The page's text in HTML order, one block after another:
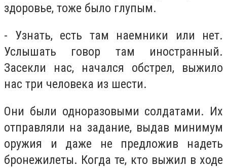
здоровье, тоже было глупым.
- Узнать, есть там наемники или нет.
Услышать говор там иностранный.
Засекли нас, начался обстрел, выжило
нас три человека из шести.
Они были одноразовыми солдатами. Их
отправляли на задание, выдав минимум
оружия и даже не предложив надеть
бронежилеты. Когда те, кто выжил в ходе